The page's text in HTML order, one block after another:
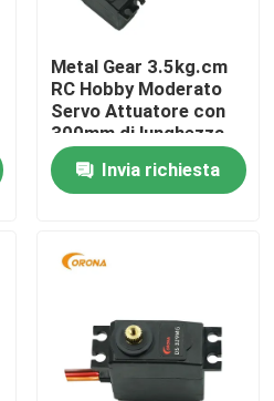
Metal Gear 3.5kg.cm
RC Hobby Moderato
Servo Attuatore con
300mm di lunghezza
del cavo di
collegamento
Invia richiesta